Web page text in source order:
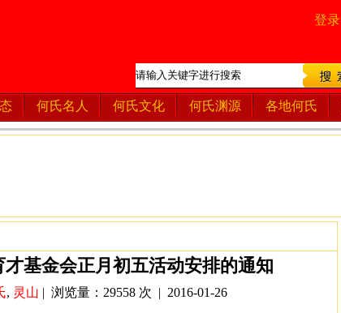
登录
何氏名人 何氏文化 何氏渊源 各地何氏
基金会正月初五活动安排的通知
, 灵山 | 浏览量：29558 次 | 2016-01-26